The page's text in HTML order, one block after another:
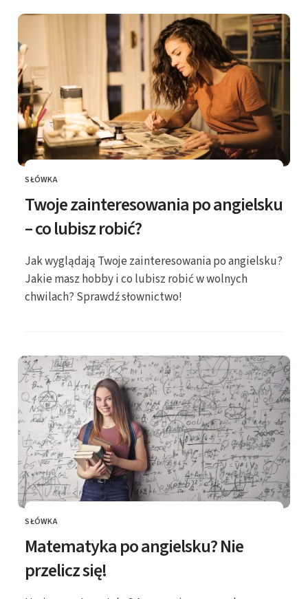
KATEGORIE
SŁÓWKA
Twoje zainteresowania po angielsku
– co lubisz robić?
Jak wyglądają Twoje zainteresowania po angielsku?
Jakie masz hobby i co lubisz robić w wolnych
chwilach? Sprawdź słownictwo!
KATEGORIE
SŁÓWKA
Matematyka po angielsku? Nie
przelicz się!